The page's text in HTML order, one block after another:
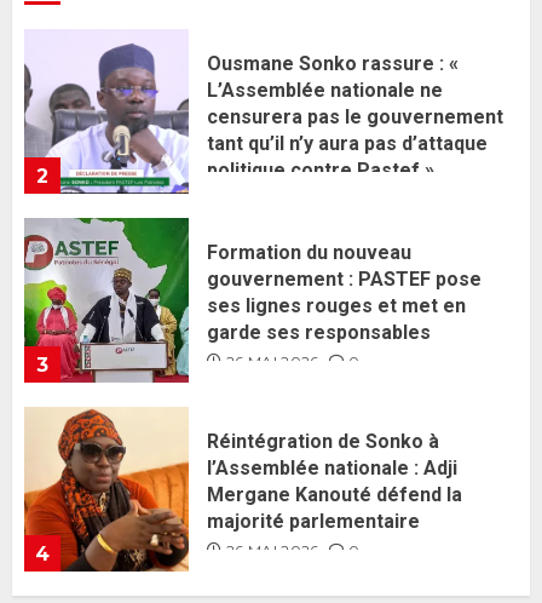
3
Formation du nouveau
gouvernement : PASTEF pose
ses lignes rouges et met en
garde ses responsables
26 MAI 2026 0
4
Réintégration de Sonko à
l’Assemblée nationale : Adji
Mergane Kanouté défend la
majorité parlementaire
26 MAI 2026 0
5
Guy Marius Sagna inquiet après la
nomination d’Al Aminou Lo : «
J’espère me tromper »
26 MAI 2026 0